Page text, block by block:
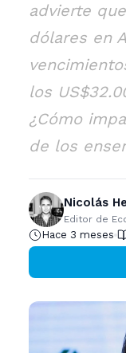
advierte
dólares en
los
¿Cómo
de los
Nicolás
Editor de
Hace 3 meses